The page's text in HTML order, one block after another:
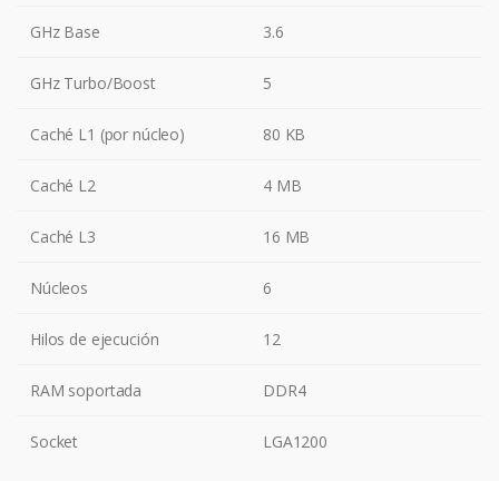
GHz Base 3.6
GHz Turbo/Boost 5
Caché L1 (por núcleo) 80 KB
Caché L2 4 MB
Caché L3 16 MB
Núcleos 6
Hilos de ejecución 12
RAM soportada DDR4
Socket LGA1200